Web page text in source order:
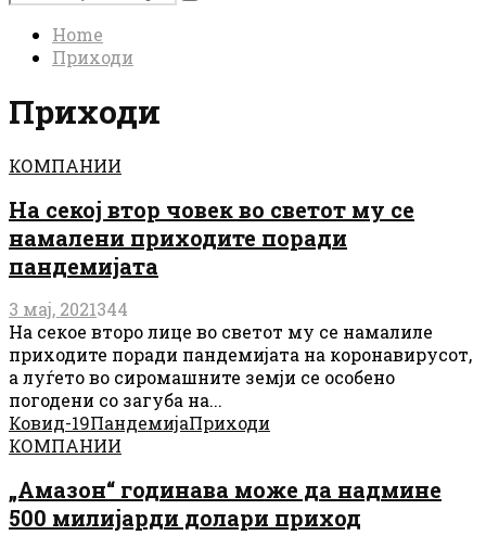
for:
Search
Home
Приходи
Приходи
КОМПАНИИ
На секој втор човек во светот му се
намалени приходите поради
пандемијата
3 мај, 2021344
На секое второ лице во светот му се намалиле
приходите поради пандемијата на коронавирусот,
а луѓето во сиромашните земји се особено
погодени со загуба на...
Ковид-19ПандемијаПриходи
КОМПАНИИ
„Амазон“ годинава може да надмине
500 милијарди долари приход